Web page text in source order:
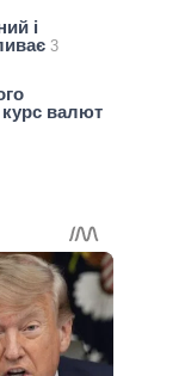
і
3
курс валют